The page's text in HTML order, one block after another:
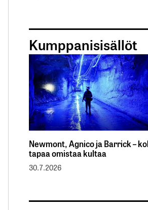
Kumppanisisällöt
Newmont, Agnico ja Barrick –
tapaa omistaa kultaa
30.7.2026